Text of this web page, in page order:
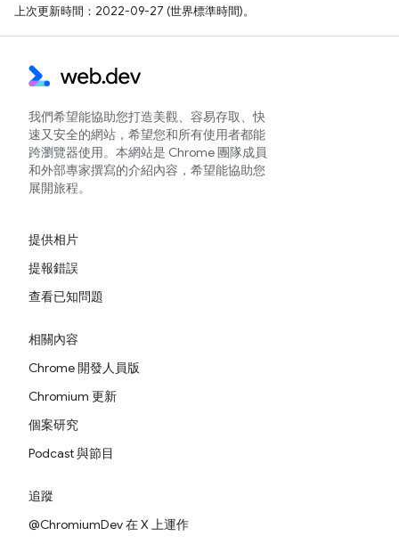
上次更新時間：2022-09-27 (世界標準時間)。
我們希望能協助您打造美觀、容易存取、快
速又安全的網站，希望您和所有使用者都能
跨瀏覽器使用。本網站是 Chrome 團隊成員
和外部專家撰寫的介紹內容，希望能協助您
展開旅程。
提供相片
提報錯誤
查看已知問題
相關內容
Chrome 開發人員版
Chromium 更新
個案研究
Podcast 與節目
追蹤
@ChromiumDev 在 X 上運作